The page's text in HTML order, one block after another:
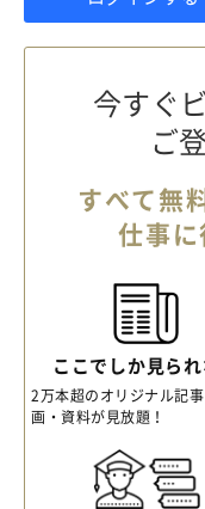
今すぐ
ご
すべて無
仕事に
ここでしか見ら
2万本超のオリジナル記
画・資料が見放題！